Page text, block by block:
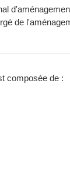
de
composée de :